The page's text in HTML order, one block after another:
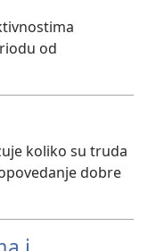
od
koliko su truda
dobre